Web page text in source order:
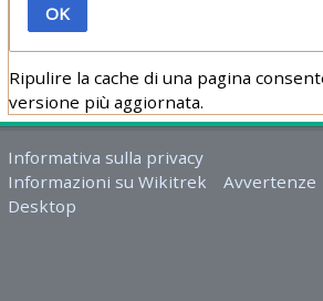
OK
Ripulire la cache di una pagina
versione più aggiornata.
Informativa sulla privacy
Informazioni su Wikitrek
Avvertenze
Desktop